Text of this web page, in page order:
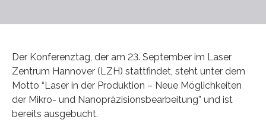
Der Konferenztag, der am 23. September im Laser
Zentrum Hannover (LZH) stattfindet, steht unter dem
Motto “Laser in der Produktion – Neue Möglichkeiten
der Mikro- und Nanopräzisionsbearbeitung” und ist
bereits ausgebucht.